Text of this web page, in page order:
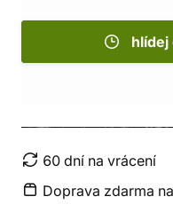
60 dní na vrácení
Doprava zdarma